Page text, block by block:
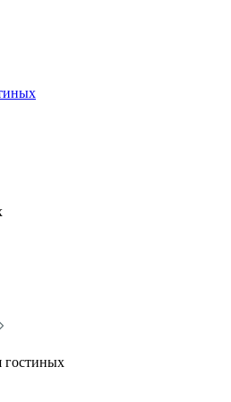
гостиных